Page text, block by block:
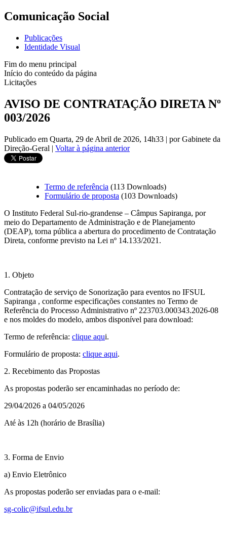
Comunicação Social
Publicações
Identidade Visual
Fim do menu principal
Início do conteúdo da página
Licitações
AVISO DE CONTRATAÇÃO DIRETA Nº
003/2026
Publicado em Quarta, 29 de Abril de 2026, 14h33 | por Gabinete da
Direção-Geral | Voltar à página anterior
Termo de referência (113 Downloads)
Formulário de proposta (103 Downloads)
O Instituto Federal Sul-rio-grandense – Câmpus Sapiranga, por
meio do Departamento de Administração e de Planejamento
(DEAP), torna pública a abertura do procedimento de Contratação
Direta, conforme previsto na Lei nº 14.133/2021.
1. Objeto
Contratação de serviço de Sonorização para eventos no IFSUL
Sapiranga , conforme especificações constantes no Termo de
Referência do Processo Administrativo nº 223703.000343.2026-08
e nos moldes do modelo, ambos disponível para download:
Termo de referência: clique aqui.
Formulário de proposta: clique aqui.
2. Recebimento das Propostas
As propostas poderão ser encaminhadas no período de:
29/04/2026 a 04/05/2026
Até às 12h (horário de Brasília)
3. Forma de Envio
a) Envio Eletrônico
As propostas poderão ser enviadas para o e-mail:
sg-colic@ifsul.edu.br